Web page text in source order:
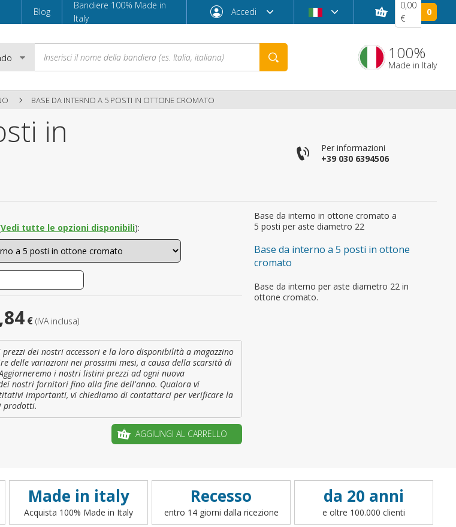
Blog
Bandiere 100% Made in
Italy
Accedi
Password dimenticata?
È il tuo primo ordine?
0,00
€
0
100%
Made in Italy
BASE DA INTERNO A 5 POSTI IN OTTONE CROMATO
in
Per informazioni
+39 030 6394506
Base da interno in ottone cromato a
5 posti per aste diametro 22
Base da interno a 5 posti in ottone
cromato
Base da interno per aste diametro 22 in
ottone cromato.
Vedi tutte le opzioni disponibili):
€ (IVA inclusa)
prezzi dei nostri accessori e la loro disponibilità a magazzino
delle variazioni nei prossimi mesi, a causa della scarsità di
i nostri listini prezzi ad ogni nuova
nostri fornitori fino alla fine dell'anno. Qualora vi
importanti, vi chiediamo di contattarci per verificare la
prodotti.
AGGIUNGI AL CARRELLO
Made in italy
Acquista 100% Made in Italy
Recesso
entro 14 giorni dalla ricezione
da 20 anni
e oltre 100.000 clienti